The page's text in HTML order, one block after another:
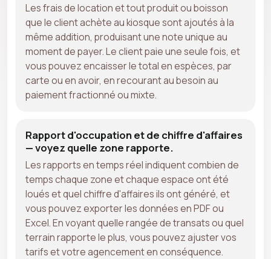
Les frais de location et tout produit ou boisson
que le client achète au kiosque sont ajoutés à la
même addition, produisant une note unique au
moment de payer. Le client paie une seule fois, et
vous pouvez encaisser le total en espèces, par
carte ou en avoir, en recourant au besoin au
paiement fractionné ou mixte.
Rapport d'occupation et de chiffre d'affaires
— voyez quelle zone rapporte.
Les rapports en temps réel indiquent combien de
temps chaque zone et chaque espace ont été
loués et quel chiffre d'affaires ils ont généré, et
vous pouvez exporter les données en PDF ou
Excel. En voyant quelle rangée de transats ou quel
terrain rapporte le plus, vous pouvez ajuster vos
tarifs et votre agencement en conséquence.